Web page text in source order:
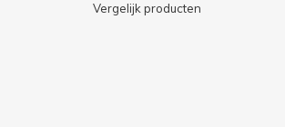
Vergelijk producten